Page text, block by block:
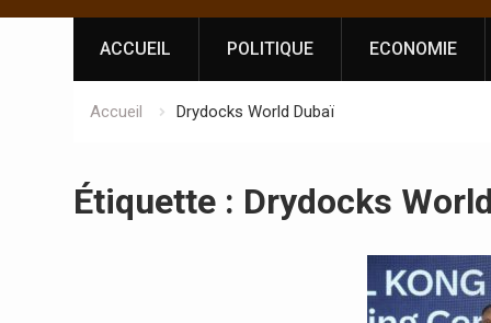
ACCUEIL POLITIQUE ECONOMIE
Accueil Drydocks World Dubaï
Étiquette : Drydocks